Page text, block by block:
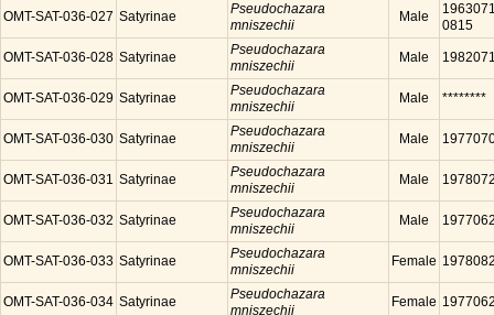
OMT-SAT-036-027 Satyrinae
Pseudochazara
mniszechii
Male
0815
OMT-SAT-036-028 Satyrinae
Pseudochazara
mniszechii
Male
OMT-SAT-036-029 Satyrinae
Pseudochazara
mniszechii
Male ********
OMT-SAT-036-030 Satyrinae
Pseudochazara
mniszechii
Male
OMT-SAT-036-031 Satyrinae
Pseudochazara
mniszechii
Male
OMT-SAT-036-032 Satyrinae
Pseudochazara
mniszechii
Male
OMT-SAT-036-033 Satyrinae
Pseudochazara
mniszechii
Female
OMT-SAT-036-034 Satyrinae
Pseudochazara
mniszechii
Female